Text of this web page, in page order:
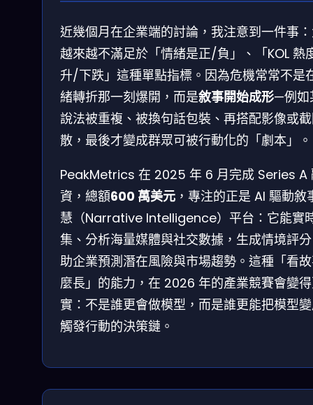
近幾個月在企業端的討論，我注意到一件事
越來越不滿足於「情緒是正/負」、「KOL 熱
升/下跌」這種單點指標。因為危機常常不是
緒轉折那一刻爆開，而是敘事開始成形—例如
說法被重複、被換句話包裝、再搭配影像或
散，最後才變成群眾可被行動化的「劇本」。
PeakMetrics 在 2025 年 6 月完成 Series A
資，總額600 萬美元 ，專注的正是 AI 驅動敘
慧（Narrative Intelligence）平台：它能實
集、分析海量媒體與社交數據，生成情境評
助企業預測潛在風險與市場趨勢。這種「看
麼長」的能力，在 2026 年的產業競賽會變
實：不是誰更會做模型，而是誰更能把模型
觸發行動的決策鏈。